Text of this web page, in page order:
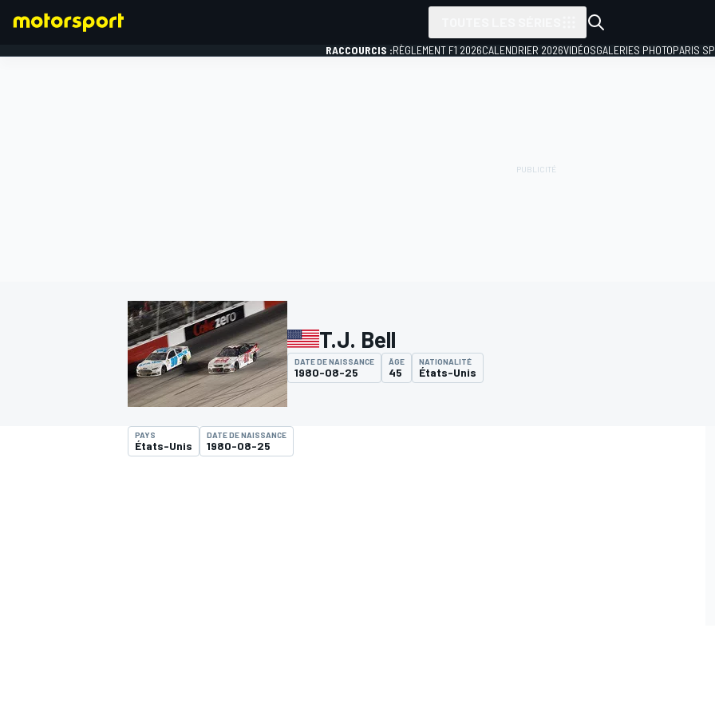
RACCOURCIS :RÈGLEMENT F1 2026CALENDRIER 2026VIDÉOSGALERIES PHOTOPARIS
T.J. Bell
DATE DE NAISSANCE
1980-08-25
ÂGE
45
NATIONALITÉ
États-Unis
PAYS
États-Unis
DATE DE NAISSANCE
1980-08-25